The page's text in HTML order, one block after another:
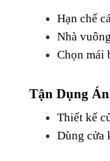
Hạn chế
Nhà
Chọn mái
Tận Dụng
Thiết kế
Dùng cửa